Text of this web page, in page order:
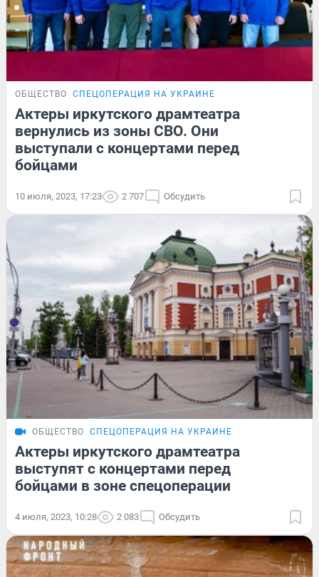
ОБЩЕСТВО СПЕЦОПЕРАЦИЯ НА УКРАИНЕ
Актеры иркутского драмтеатра
вернулись из зоны СВО. Они
выступали с концертами перед
бойцами
10 июля, 2023, 17:23 2 707 Обсудить
ОБЩЕСТВО СПЕЦОПЕРАЦИЯ НА УКРАИНЕ
Актеры иркутского драмтеатра
выступят с концертами перед
бойцами в зоне спецоперации
4 июля, 2023, 10:28 2 083 Обсудить